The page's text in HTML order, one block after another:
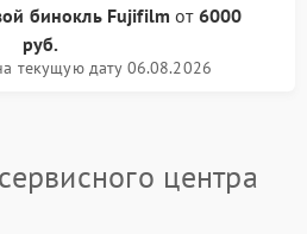
бинокль Fujifilm от 6000
руб.
текущую дату 06.08.2026
центра